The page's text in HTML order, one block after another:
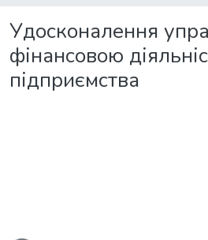
Удосконалення
фінансовою
підприємства